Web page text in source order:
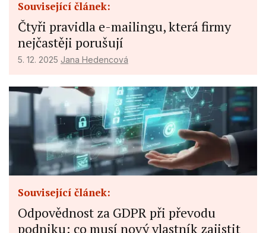
Související článek:
Čtyři pravidla e-mailingu, která firmy
nejčastěji porušují
5. 12. 2025 Jana Hedencová
Související článek:
Odpovědnost za GDPR při převodu
podniku: co musí nový vlastník zajistit
Measure advertising performance
Measure content performance
sources
Develop and improve services
Use limited data to select content
IAB Special Features:
actively requested